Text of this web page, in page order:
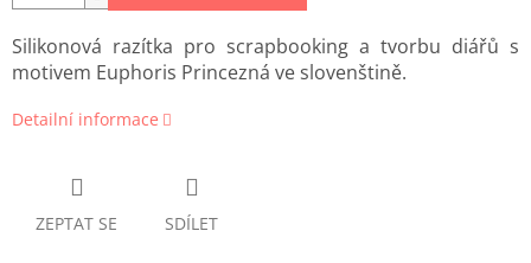
Silikonová razítka pro scrapbooking a tvorbu diářů s
motivem Euphoris Princezná ve slovenštině.
Detailní informace
ZEPTAT SE SDÍLET